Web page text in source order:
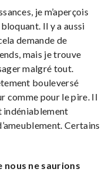
je m’aperçois
Il y a aussi
demande de
mais je trouve
malgré tout.
bouleversé
comme pour le pire. Il
indéniablement
Certains
nous ne saurions